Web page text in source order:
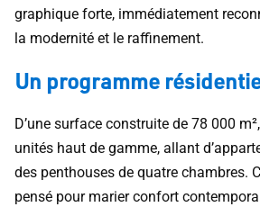
graphique forte, immédiatement
la modernité et le raffinement.
Un programme
D’une surface construite de 78 000
unités haut de gamme, allant
des penthouses de quatre chambres.
pensé pour marier confort